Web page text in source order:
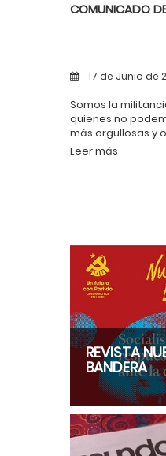
COMUNICADO
17 de Junio de
Somos la militancia
quienes no
más orgullosas y
haber trabajado
Leer más
REVISTA
BANDERA